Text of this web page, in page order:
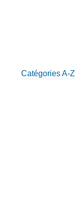
Catégories A-Z